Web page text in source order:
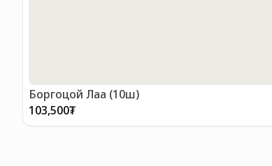
Боргоцой Лаа (10ш)
103,500₮